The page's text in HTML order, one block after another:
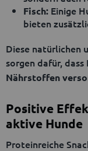
Fisch: Einige
bieten
Diese natürlichen
sorgen dafür, dass
Nährstoffen
Positive
aktive Hunde
Proteinreiche